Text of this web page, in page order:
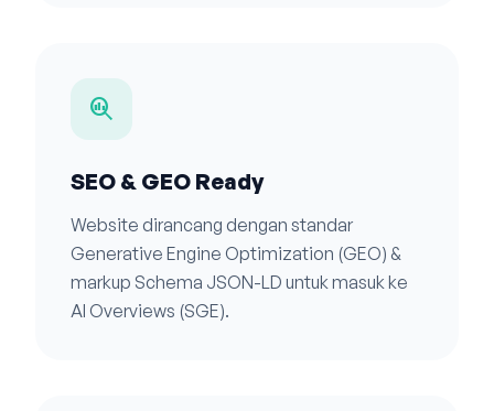
search_insights
SEO & GEO Ready
Website dirancang dengan standar
Generative Engine Optimization (GEO) &
markup Schema JSON-LD untuk masuk ke
AI Overviews (SGE).